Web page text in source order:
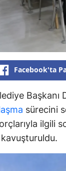
Facebook'ta
Başkanı
sürecini
ilgili